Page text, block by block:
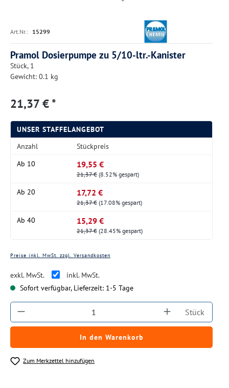
Art.Nr.: 15299
Pramol Dosierpumpe zu 5/10-ltr.-Kanister
Stück, 1
Gewicht: 0.1 kg
21,37 € *
UNSER STAFFELANGEBOT
Anzahl
Stückpreis
Ab 10 19,55 €
21,37 € (8.52% gespart)
Ab 20 17,72 €
21,37 € (17.08% gespart)
Ab 40 15,29 €
21,37 € (28.45% gespart)
Preise inkl. MwSt. zzgl. Versandkosten
exkl. MwSt.
inkl. MwSt.
Sofort verfügbar, Lieferzeit: 1-5 Tage
Produkt Anzahl: Gib den gewünschten
Stück
In den Warenkorb
Zum Merkzettel hinzufügen